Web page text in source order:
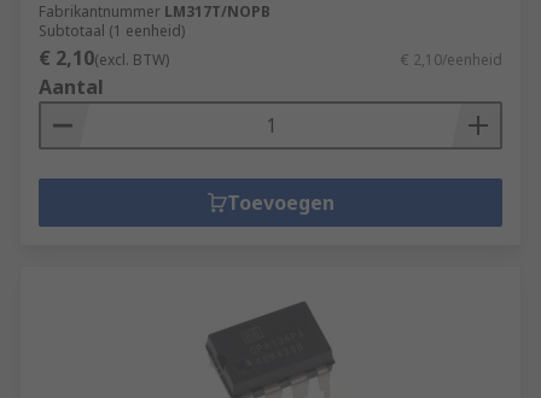
Fabrikantnummer LM317T/NOPB
Subtotaal (1 eenheid)
€ 2,10(excl. BTW) € 2,10/eenheid
Aantal
Toevoegen